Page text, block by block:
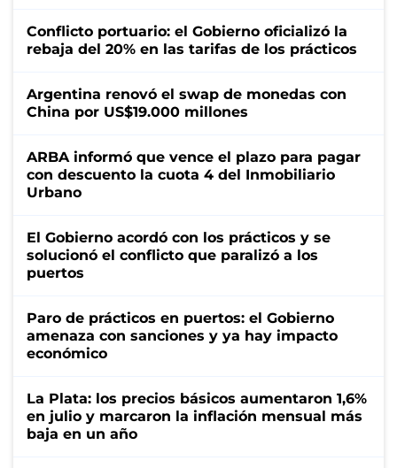
Conflicto portuario: el Gobierno oficializó la
rebaja del 20% en las tarifas de los prácticos
Argentina renovó el swap de monedas con
China por US$19.000 millones
ARBA informó que vence el plazo para pagar
con descuento la cuota 4 del Inmobiliario
Urbano
El Gobierno acordó con los prácticos y se
solucionó el conflicto que paralizó a los
puertos
Paro de prácticos en puertos: el Gobierno
amenaza con sanciones y ya hay impacto
económico
La Plata: los precios básicos aumentaron 1,6%
en julio y marcaron la inflación mensual más
baja en un año